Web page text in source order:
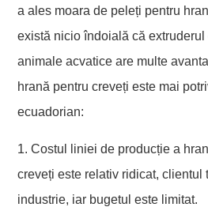
a ales moara de peleți pentru
există nicio îndoială că extruderul
animale acvatice are multe
hrană pentru creveți este mai
ecuadorian:
1. Costul liniei de producție a
creveți este relativ ridicat, clientul
industrie, iar bugetul este limitat.